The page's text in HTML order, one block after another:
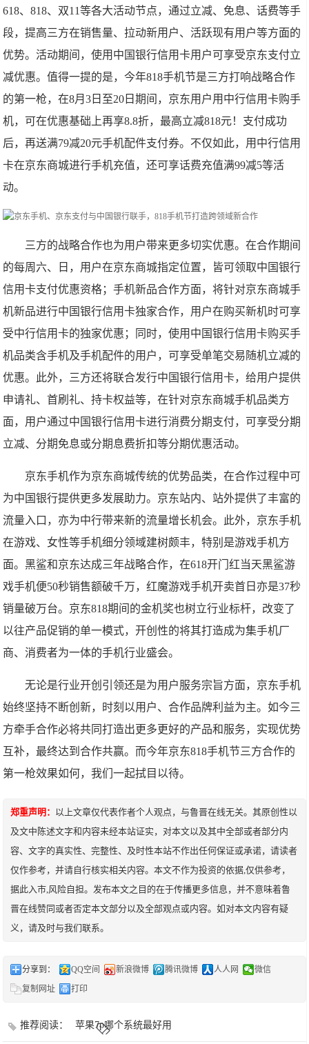
618、818、双11等各大活动节点，通过立减、免息、话费等手
段，提高三方在销售量、拉动新用户、活跃现有用户等方面的
优势。活动期间，使用中国银行信用卡用户可享受京东支付立
减优惠。值得一提的是，今年818手机节是三方打响战略合作
的第一枪，在8月3日至20日期间，京东用户用中行信用卡购手
机，可在优惠基础上再享8.8折，最高立减818元！支付成功
后，再送满79减20元手机配件支付券。不仅如此，用中行信用
卡在京东商城进行手机充值，还可享话费充值满99减5等活
动。
三方的战略合作也为用户带来更多切实优惠。在合作期间
的每周六、日，用户在京东商城指定位置，皆可领取中国银行
信用卡支付优惠资格；手机新品合作方面，将针对京东商城手
机新品进行中国银行信用卡独家合作，用户在购买新机时可享
受中行信用卡的独家优惠；同时，使用中国银行信用卡购买手
机品类含手机及手机配件的用户，可享受单笔交易随机立减的
优惠。此外，三方还将联合发行中国银行信用卡，给用户提供
申请礼、首刷礼、持卡权益等，在针对京东商城手机品类方
面，用户通过中国银行信用卡进行消费分期支付，可享受分期
立减、分期免息或分期息费折扣等分期优惠活动。
京东手机作为京东商城传统的优势品类，在合作过程中可
为中国银行提供更多发展助力。京东站内、站外提供了丰富的
流量入口，亦为中行带来新的流量增长机会。此外，京东手机
在游戏、女性等手机细分领域建树颇丰，特别是游戏手机方
面。黑鲨和京东达成三年战略合作，在618开门红当天黑鲨游
戏手机便50秒销售额破千万，红魔游戏手机开卖首日亦是37秒
销量破万台。京东818期间的金机奖也树立行业标杆，改变了
以往产品促销的单一模式，开创性的将其打造成为集手机厂
商、消费者为一体的手机行业盛会。
无论是行业开创引领还是为用户服务宗旨方面，京东手机
始终坚持不断创新，时刻以用户、合作品牌利益为主。如今三
方牵手合作必将共同打造出更多更好的产品和服务，实现优势
互补，最终达到合作共赢。而今年京东818手机节三方合作的
第一枪效果如何，我们一起拭目以待。
郑重声明： 以上文章仅代表作者个人观点，与鲁晋在线无关。其原创性以
及文中陈述文字和内容未经本站证实，对本文以及其中全部或者部分内
容、文字的真实性、完整性、及时性本站不作出任何保证或承诺，请读者
仅作参考，并请自行核实相关内容。本文不作为投资的依据,仅供参考，
据此入市,风险自担。发布本文之目的在于传播更多信息，并不意味着鲁
晋在线赞同或者否定本文部分以及全部观点或内容。如对本文内容有疑
义，请及时与我们联系。
分享到： QQ空间 新浪微博 腾讯微博 人人网
微信
复制网址
打印
推荐阅读： 苹果7p哪个系统最好用